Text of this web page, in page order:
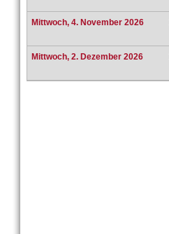
Mittwoch, 4. November 2026
Mittwoch, 2. Dezember 2026